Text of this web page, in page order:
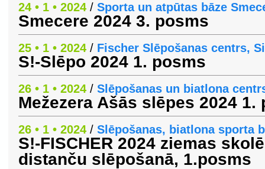
24 • 1 • 2024 / Sporta un atpūtas bāze
Smecere 2024 3. posms
25 • 1 • 2024 / Fischer Slēpošanas centrs,
S!-Slēpo 2024 1. posms
26 • 1 • 2024 / Slēpošanas un biatlona
Mežezera Ašās slēpes 2024 1.
26 • 1 • 2024 / Slēpošanas, biatlona sporta
S!-FISCHER 2024 ziemas
distanču slēpošanā, 1.posms